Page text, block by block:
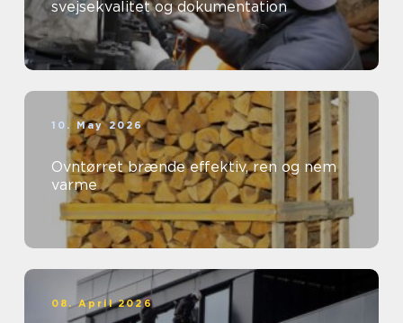
svejsekvalitet og dokumentation
10. May 2026
Ovntørret brænde effektiv, ren og nem
varme
08. April 2026